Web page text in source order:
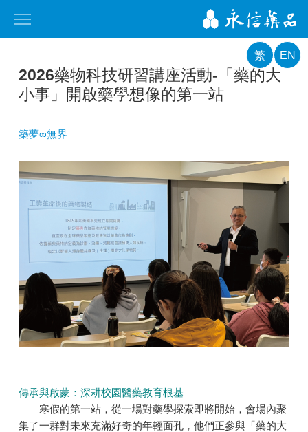
繁 EN
2026藥物科技研習講座活動-「藥的大
小事」開啟藥學想像的第一站
築夢∞無界
傳承與啟蒙：深耕校園醫藥教育根基
寒假的第一站，從一場對藥學探索即將開始，會場內聚
集了一群對未來充滿好奇的年輕面孔，他們正參與「藥的大